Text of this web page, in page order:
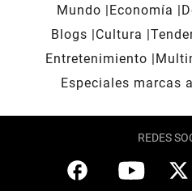
Mundo Economía
Blogs
Cultura
Entretenimiento
Especiales marcas
REDES